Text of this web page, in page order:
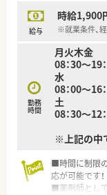
給与
時給1,900
※就業条件、
勤務
時間
月火木金
08：30～19
水
08：00～16
土
08：30～12
※上記の中
■時間に制限
応が可能です！
■薬剤師とし